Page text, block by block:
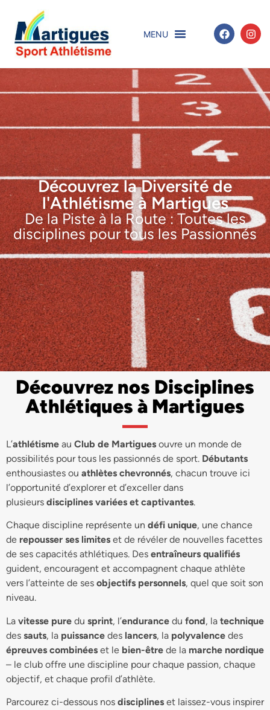
Découvrez la Diversité de
l'Athlétisme à Martigues
De la Piste à la Route : Toutes les
disciplines pour tous les Passionnés
Découvrez nos Disciplines
Athlétiques à Martigues
L’athlétisme au Club de Martigues ouvre un monde de
possibilités pour tous les passionnés de sport. Débutants
enthousiastes ou athlètes chevronnés, chacun trouve ici
l’opportunité d’explorer et d’exceller dans
plusieurs disciplines variées et captivantes.
Chaque discipline représente un défi unique, une chance
de repousser ses limites et de révéler de nouvelles facettes
de ses capacités athlétiques. Des entraîneurs qualifiés
guident, encouragent et accompagnent chaque athlète
vers l’atteinte de ses objectifs personnels, quel que soit son
niveau.
La vitesse pure du sprint, l’endurance du fond, la technique
des sauts, la puissance des lancers, la polyvalence des
épreuves combinées et le bien-être de la marche nordique
– le club offre une discipline pour chaque passion, chaque
objectif, et chaque profil d’athlète.
Parcourez ci-dessous nos disciplines et laissez-vous inspirer